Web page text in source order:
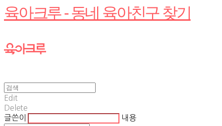
육아크루 - 동네 육아친구 찾기
Edit
Delete
글쓴이
내용